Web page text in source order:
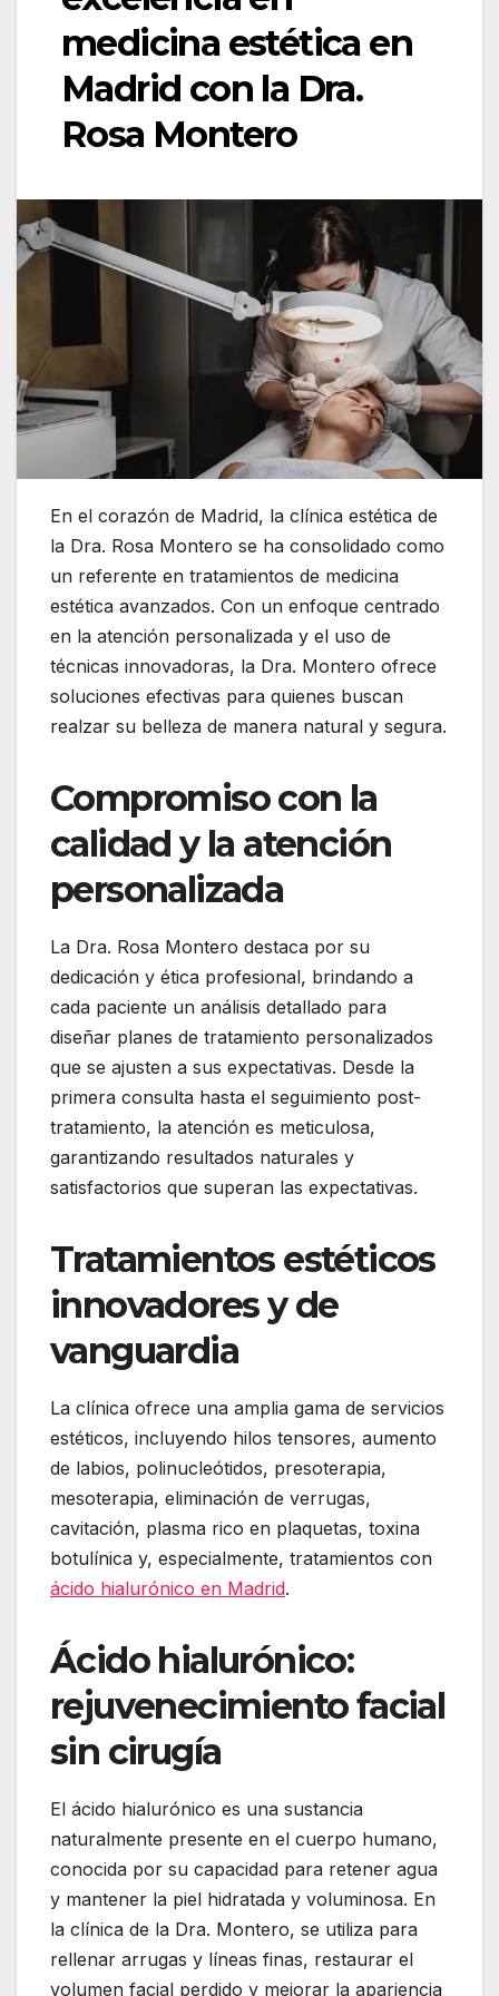
medicina estética en
Madrid con la Dra.
Rosa Montero
En el corazón de Madrid, la clínica estética de
la Dra. Rosa Montero se ha consolidado como
un referente en tratamientos de medicina
estética avanzados. Con un enfoque centrado
en la atención personalizada y el uso de
técnicas innovadoras, la Dra. Montero ofrece
soluciones efectivas para quienes buscan
realzar su belleza de manera natural y segura.
Compromiso con la
calidad y la atención
personalizada
La Dra. Rosa Montero destaca por su
dedicación y ética profesional, brindando a
cada paciente un análisis detallado para
diseñar planes de tratamiento personalizados
que se ajusten a sus expectativas. Desde la
primera consulta hasta el seguimiento post-
tratamiento, la atención es meticulosa,
garantizando resultados naturales y
satisfactorios que superan las expectativas.
Tratamientos estéticos
innovadores y de
vanguardia
La clínica ofrece una amplia gama de servicios
estéticos, incluyendo hilos tensores, aumento
de labios, polinucleótidos, presoterapia,
mesoterapia, eliminación de verrugas,
cavitación, plasma rico en plaquetas, toxina
botulínica y, especialmente, tratamientos con
ácido hialurónico en Madrid.
Ácido hialurónico:
rejuvenecimiento facial
sin cirugía
El ácido hialurónico es una sustancia
naturalmente presente en el cuerpo humano,
conocida por su capacidad para retener agua
y mantener la piel hidratada y voluminosa. En
la clínica de la Dra. Montero, se utiliza para
rellenar arrugas y líneas finas, restaurar el
volumen facial perdido y mejorar la apariencia